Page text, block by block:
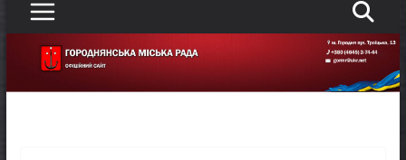
реалізації права осіб з інвалідністю на працю
Батьки майбутніх першокласників уже можуть
оформити «Пакунок школяра»